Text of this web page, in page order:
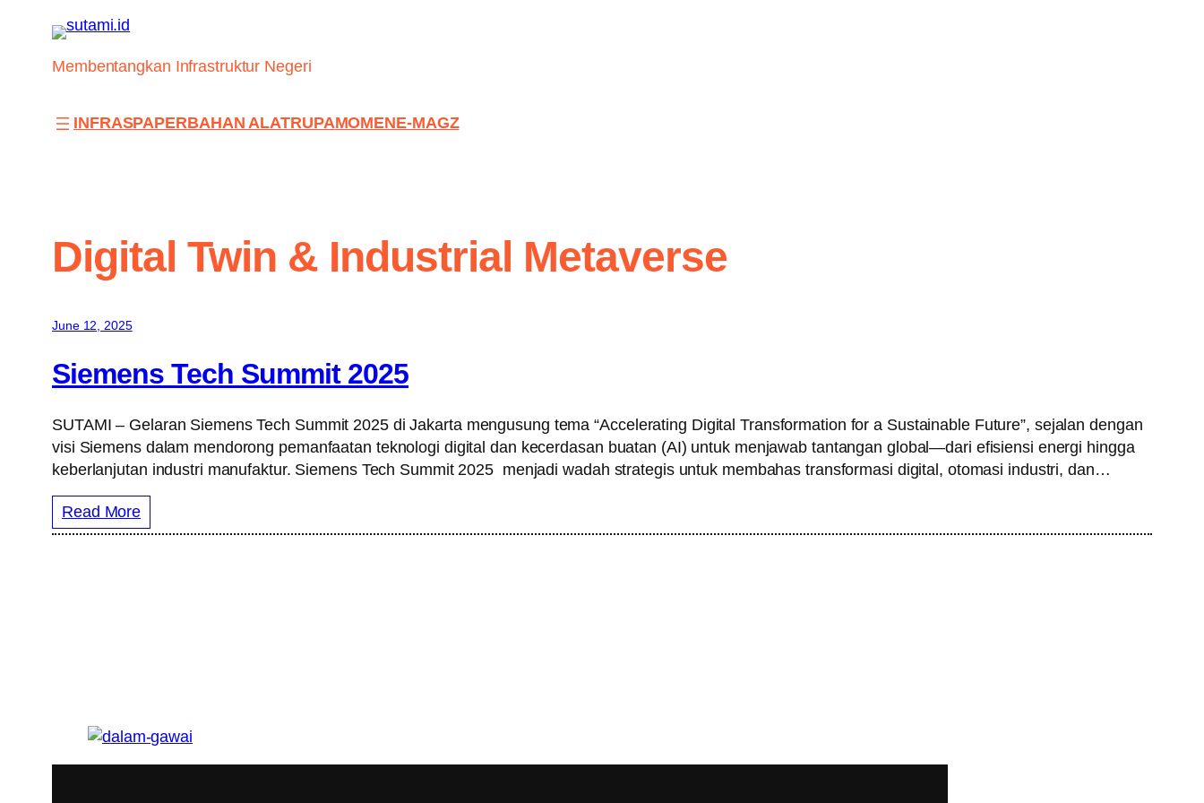
contentMembentangkan Infrastruktur Negeri
INFRASPAPERBAHAN ALATRUPAMOMENE-MAGZ
Digital Twin & Industrial Metaverse
June 12, 2025
Siemens Tech Summit 2025
SUTAMI – Gelaran Siemens Tech Summit 2025 di Jakarta mengusung tema “Accelerating Digital Transformation for a Sustainable Future”, sejalan dengan
visi Siemens dalam mendorong pemanfaatan teknologi digital dan kecerdasan buatan (AI) untuk menjawab tantangan global—dari efisiensi energi hingga
keberlanjutan industri manufaktur. Siemens Tech Summit 2025 menjadi wadah strategis untuk membahas transformasi digital, otomasi industri, dan…
Read More